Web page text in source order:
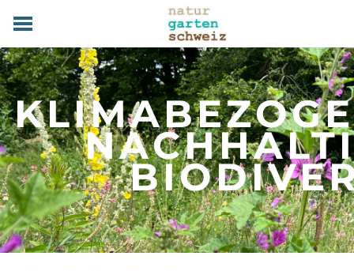
HOME
GRUNDLAGEN
PRAXIS
TERMINE
FACHBETRIEBE
MAGAZIN
UEBER UNS
MITGLIED WERDEN
DOWNLOADS
KONTAKT